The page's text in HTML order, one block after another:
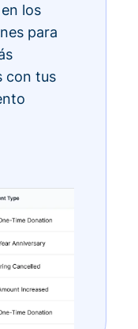
los
para
con tus